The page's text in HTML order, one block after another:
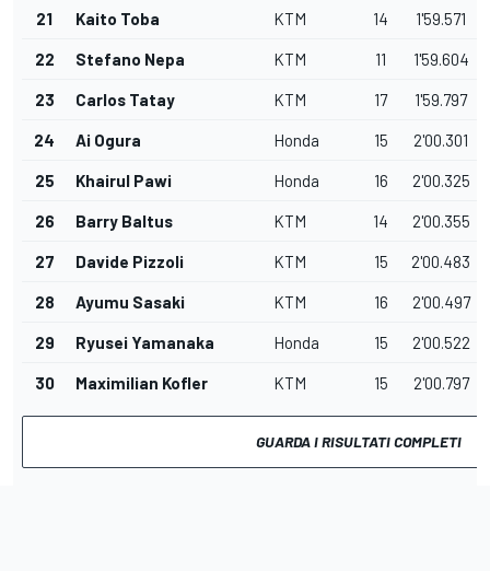
21 Kaito Toba KTM 14 1'59.571
22 Stefano Nepa KTM 11 1'59.604
23 Carlos Tatay KTM 17 1'59.797
24 Ai Ogura Honda 15 2'00.301
25 Khairul Pawi Honda 16 2'00.325
26 Barry Baltus KTM 14 2'00.355
27 Davide Pizzoli KTM 15 2'00.483
28 Ayumu Sasaki KTM 16 2'00.497
29 Ryusei Yamanaka Honda 15 2'00.522
30 Maximilian Kofler KTM 15 2'00.797
GUARDA I RISULTATI COMPLETI